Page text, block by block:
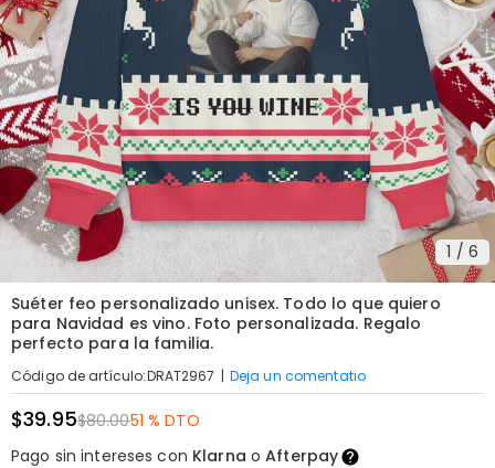
1 / 6
Suéter feo personalizado unisex. Todo lo que quiero
para Navidad es vino. Foto personalizada. Regalo
perfecto para la familia.
Código de artículo:DRAT2967 | Deja un comentatio
$39.95$80.0051 % DTO
Pago sin intereses con Klarna oAfterpay